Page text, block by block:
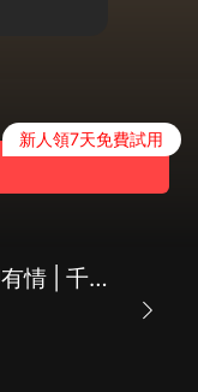
新人領7天免費試用
【雙播】殺手無情卻有情 | 千年的恩怨情仇 | 幻